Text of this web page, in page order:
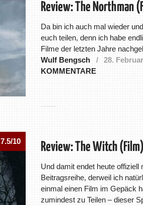
Review: The Northman
Da bin ich auch mal wieder
euch teilen, denn ich habe
Filme der letzten Jahre
Wulf Bengsch
28.
KOMMENTARE
7.5/10 Review: The Witch (Film)
Und damit endet heute offiziell
Beitragsreihe, derweil ich
einmal einen Film im Gepäck
zumindest zu Teilen – dieser